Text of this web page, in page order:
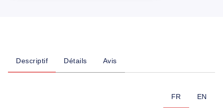
Descriptif Détails Avis
FR EN